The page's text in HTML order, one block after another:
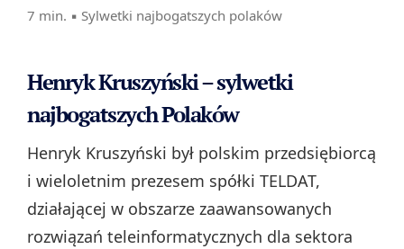
7 min. ▪ Sylwetki najbogatszych polaków
Henryk Kruszyński – sylwetki
najbogatszych Polaków
Henryk Kruszyński był polskim przedsiębiorcą
i wieloletnim prezesem spółki TELDAT,
działającej w obszarze zaawansowanych
rozwiązań teleinformatycznych dla sektora